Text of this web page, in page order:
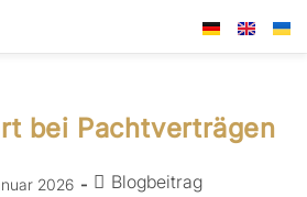
bei Pachtverträgen
2026 Blogbeitrag